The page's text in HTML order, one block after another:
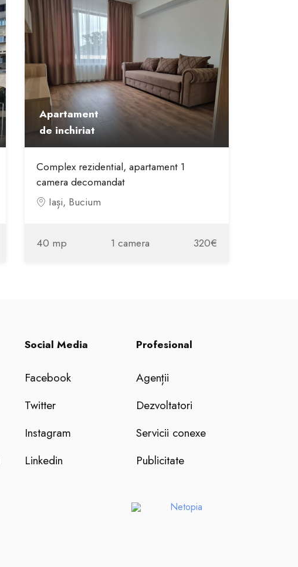
Apartament
de inchiriat
Complex rezidential, apartament 1
camera decomandat
Iași, Bucium
40 mp 1 camera 320€
Social Media
Facebook
Twitter
Instagram
Linkedin
Profesional
Agenții
Dezvoltatori
Servicii conexe
Publicitate